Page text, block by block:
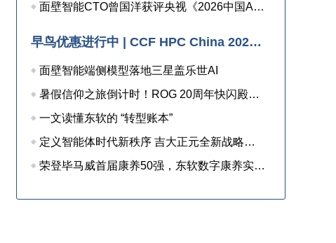
面壁智能CTO曾国洋获评央视《2026中国AI盛典》“年度AI人物”
早鸟优惠进行中 | CCF HPC China 2026 注册已开启
面壁智能端侧模型落地三星盖乐世AI
暑假信仰之旅倒计时！ROG 20周年快闪殿堂收官在即，尖货装备等你来战
一文读懂东软的 “转型账本”
定义智能体时代新秩序 吉大正元全新战略及两大新品重磅发布
荣登毕马威首届康养50强，东软数字康养实力获权威认可